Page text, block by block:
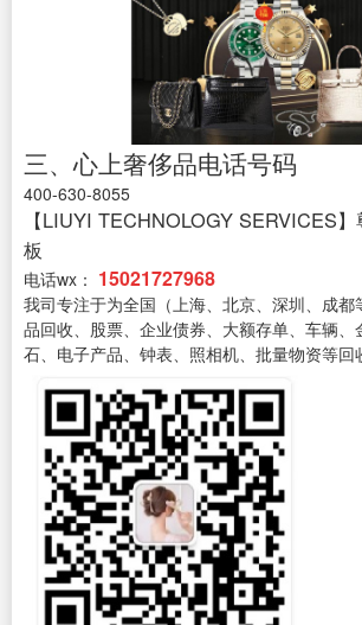
三、心上奢侈品电话号码
400-630-8055
【LIUYI TECHNOLOGY SERVICES
板
电话wx： 15021727968
我司专注于为全国（上海、北京、深圳、成都
品回收、股票、企业债券、大额存单、车辆、
石、电子产品、钟表、照相机、批量物资等回